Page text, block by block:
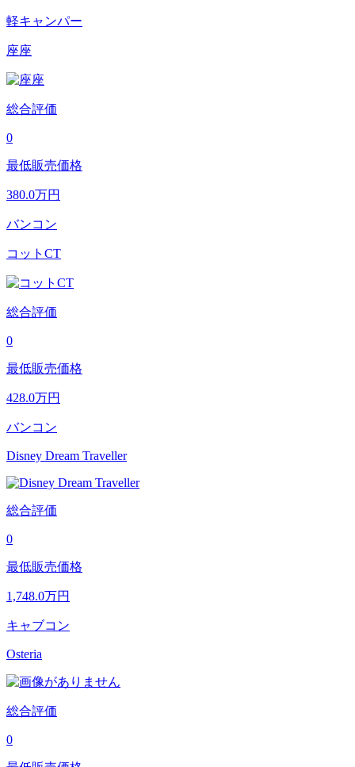
軽キャンパー
座座
総合評価
0
最低販売価格
380.0万円
バンコン
コットCT
総合評価
0
最低販売価格
428.0万円
バンコン
Disney Dream Traveller
総合評価
0
最低販売価格
1,748.0万円
キャブコン
Osteria
総合評価
0